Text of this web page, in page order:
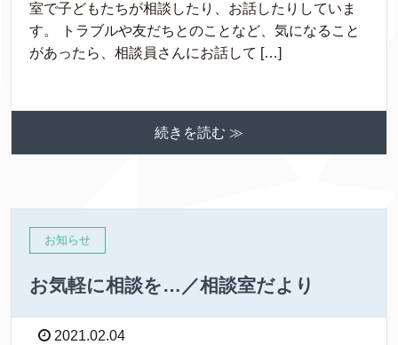
室で子どもたちが相談したり、お話したりしていま
す。 トラブルや友だちとのことなど、気になること
があったら、相談員さんにお話して […]
続きを読む ≫
お知らせ
お気軽に相談を…／相談室だより
2021.02.04